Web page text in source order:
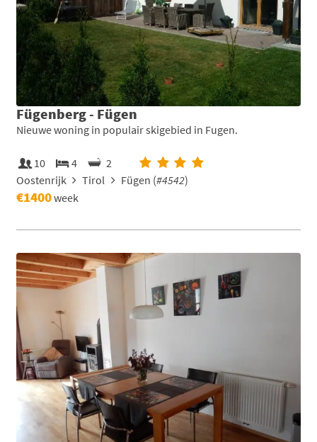
Fügenberg - Fügen
Nieuwe woning in populair skigebied in Fugen.
10 4
2
Oostenrijk
Tirol Fügen (#4542)
€1400week